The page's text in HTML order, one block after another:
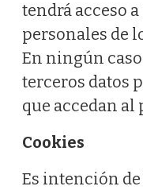
tendrá acceso
personales de
En ningún
terceros datos
que accedan al
Cookies
Es intención